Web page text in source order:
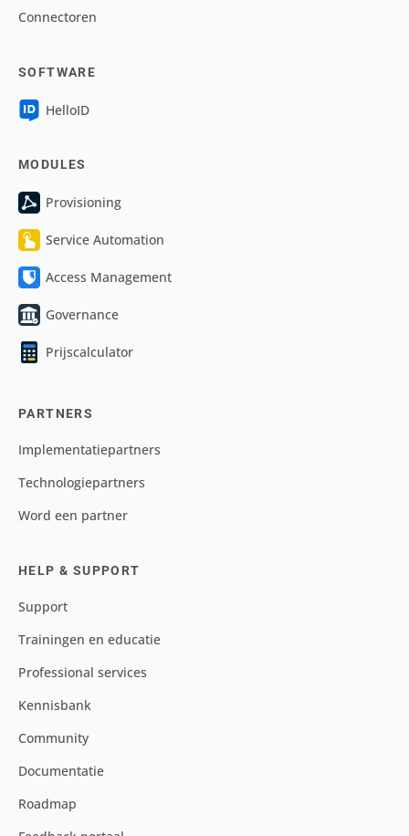
Connectoren
SOFTWARE
HelloID
MODULES
Provisioning
Service Automation
Access Management
Governance
Prijscalculator
PARTNERS
Implementatiepartners
Technologiepartners
Word een partner
HELP & SUPPORT
Support
Trainingen en educatie
Professional services
Kennisbank
Community
Documentatie
Roadmap